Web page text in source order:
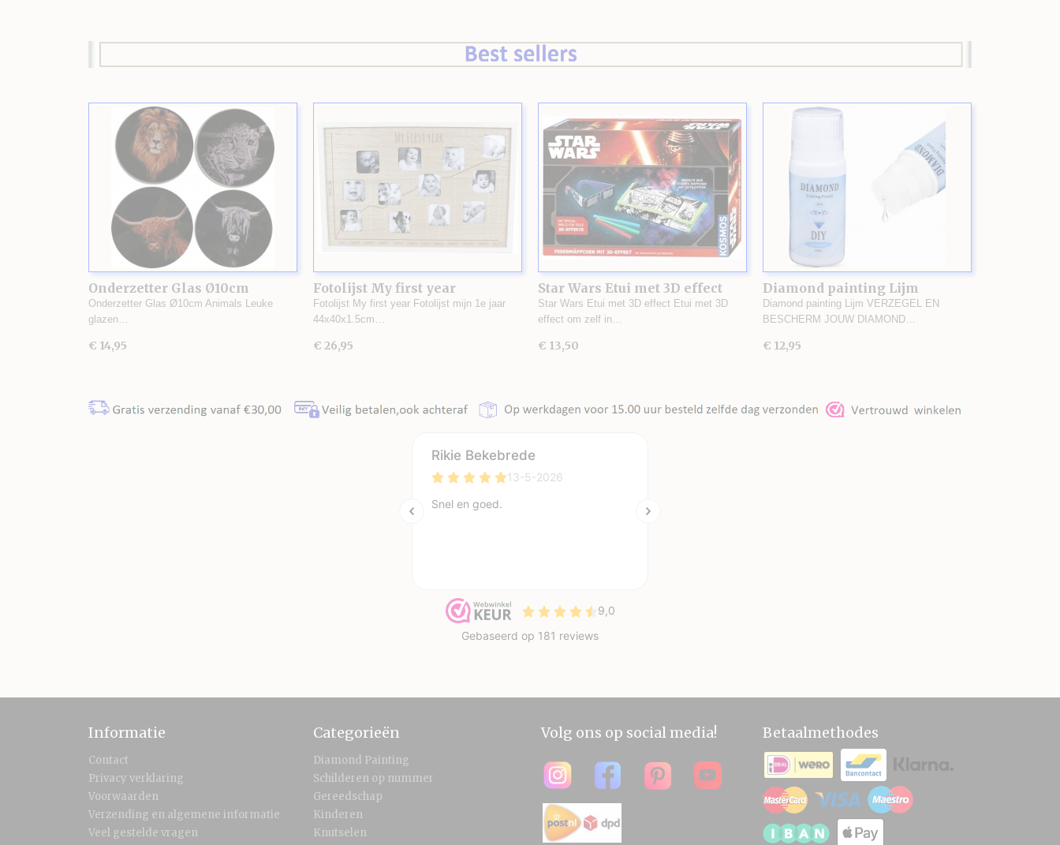
Onderzetter Glas Ø10cm
Animals
Onderzetter Glas Ø10cm Animals Leuke
glazen…
€ 14,95
Fotolijst My first year
Fotolijst My first year Fotolijst mijn 1e jaar
44x40x1.5cm…
€ 26,95
Star Wars Etui met 3D effect
Star Wars Etui met 3D effect Etui met 3D
effect om zelf in…
€ 13,50
Diamond painting Lijm
Diamond painting Lijm VERZEGEL EN
BESCHERM JOUW DIAMOND…
€ 12,95
Informatie
Contact
Privacy verklaring
Voorwaarden
Verzending en algemene informatie
Veel gestelde vragen
Categorieën
Diamond Painting
Schilderen op nummer
Gereedschap
Kinderen
Knutselen
Volg ons op social media! Betaalmethodes